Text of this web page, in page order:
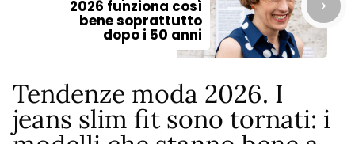
2026 funziona così
bene soprattutto
dopo i 50 anni
Tendenze moda 2026. I
jeans slim fit sono tornati: i